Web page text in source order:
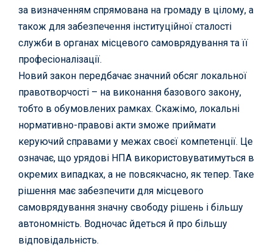
за визначенням спрямована на громаду в цілому, а
також для забезпечення інституційної сталості
служби в органах місцевого самоврядування та її
професіоналізації.
Новий закон передбачає значний обсяг локальної
правотворчості – на виконання базового закону,
тобто в обумовлених рамках. Скажімо, локальні
нормативно-правові акти зможе приймати
керуючий справами у межах своєї компетенції. Це
означає, що урядові НПА використовуватимуться в
окремих випадках, а не повсякчасно, як тепер. Таке
рішення має забезпечити для місцевого
самоврядування значну свободу рішень і більшу
автономність. Водночас йдеться й про більшу
відповідальність.